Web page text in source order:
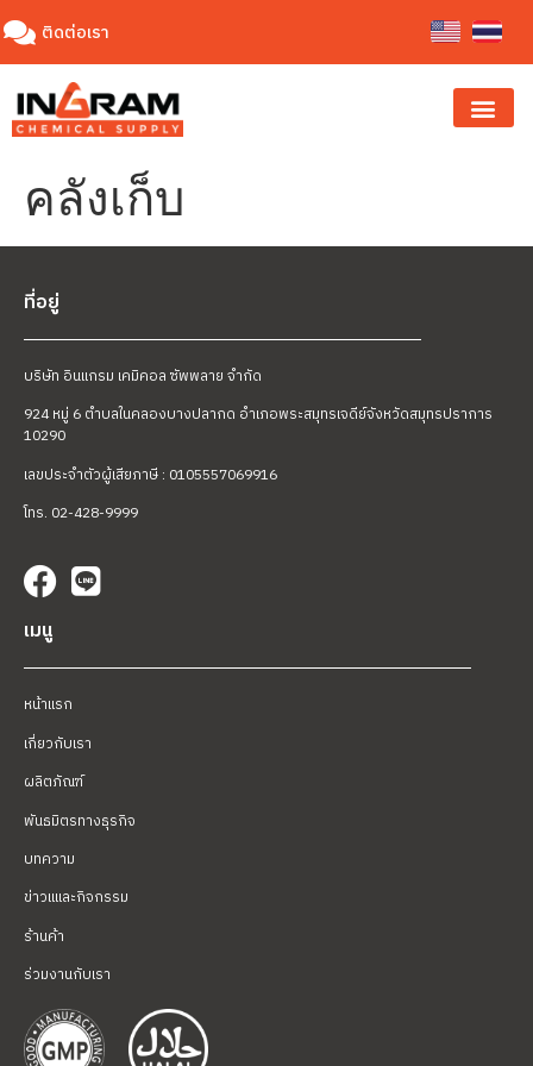
ติดต่อเรา
คลังเก็บ
ที่อยู่
บริษัท อินแกรม เคมิคอล ซัพพลาย จำกัด
924 หมู่ 6 ตำบลในคลองบางปลากด อำเภอพระสมุทรเจดีย์จังหวัดสมุทรปราการ
10290
เลขประจำตัวผู้เสียภาษี : 0105557069916
โทร. 02-428-9999
เมนู
หน้าแรก
เกี่ยวกับเรา
ผลิตภัณฑ์
พันธมิตรทางธุรกิจ
บทความ
ข่าวแและกิจกรรม
ร้านค้า
ร่วมงานกับเรา